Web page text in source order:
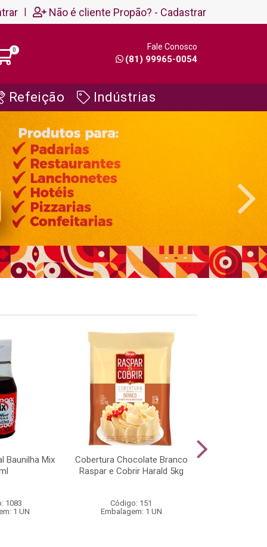
| Não é cliente Propão? - Cadastrar
0 Fale Conosco
(81) 99965-0054
Refeição Indústrias
Baunilha Mix
1083
1 UN
Cobertura Chocolate Branco
Raspar e Cobrir Harald 5kg
Código: 151
Embalagem: 1 UN